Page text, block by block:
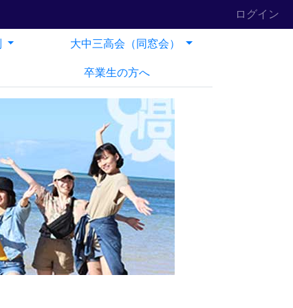
ログイン
卒業生の方へ
大中三高会（同窓会）